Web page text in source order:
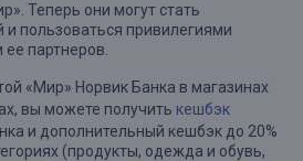
Теперь они могут стать
и пользоваться привилегиями
партнеров.
«Мир» Норвик Банка в магазинах
вы можете получить кешбэк
и дополнительный кешбэк до 20%
(продукты, одежда и обувь,